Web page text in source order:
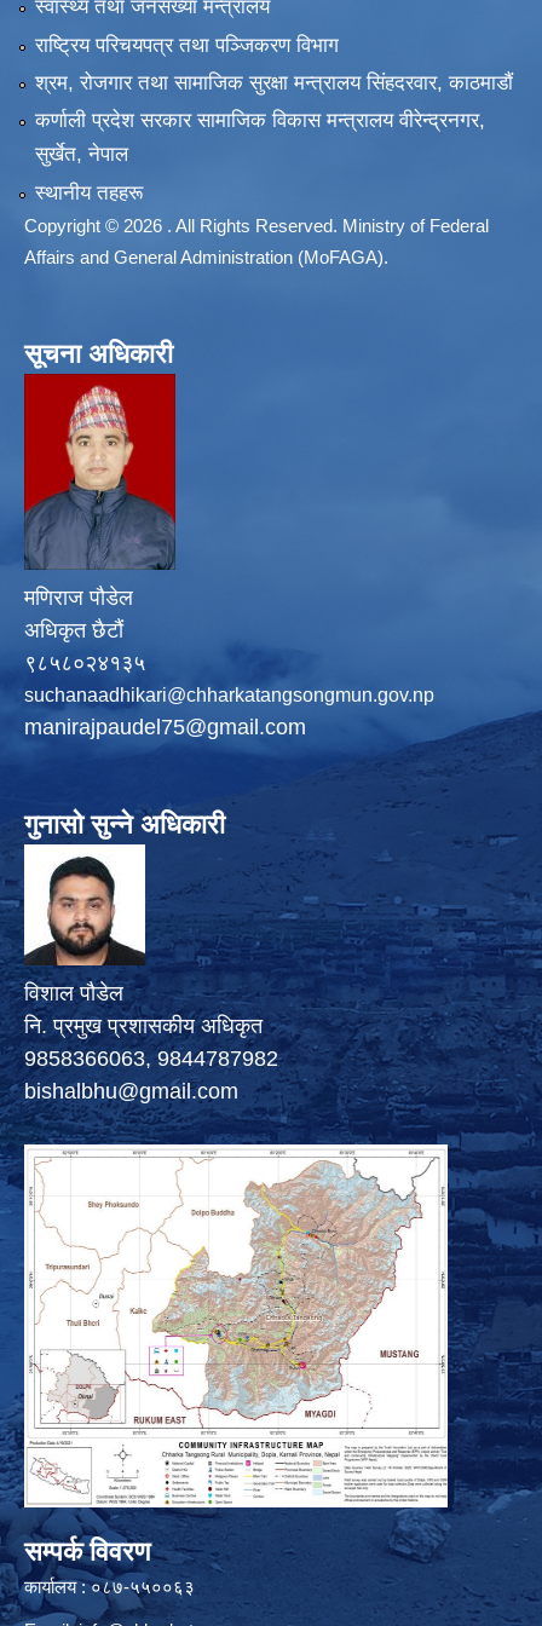
स्वास्थ्य तथा जनसंख्या मन्त्रालय
राष्ट्रिय परिचयपत्र तथा पञ्जिकरण विभाग
श्रम, रोजगार तथा सामाजिक सुरक्षा मन्त्रालय सिंहदरवार, काठमाडाैं
कर्णाली प्रदेश सरकार सामाजिक विकास मन्त्रालय वीरेन्द्रनगर,
सुर्खेत, नेपाल
स्थानीय तहहरू
Copyright © 2026 . All Rights Reserved. Ministry of Federal
Affairs and General Administration (MoFAGA).
सूचना अधिकारी
मणिराज पौडेल
अधिकृत छैटौं
९८५८०२४१३५
suchanaadhikari@chharkatangsongmun.gov.np
manirajpaudel75@gmail.com
गुनासो सुन्ने अधिकारी
विशाल पौडेल
नि. प्रमुख प्रशासकीय अधिकृत
9858366063, 9844787982
bishalbhu@gmail.com
सम्पर्क विवरण
कार्यालय : ०८७-५५००६३